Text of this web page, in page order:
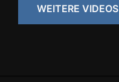
WEITERE VIDEOS